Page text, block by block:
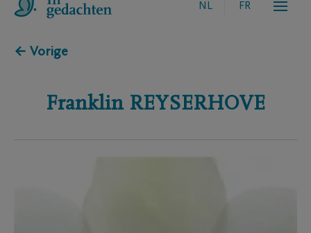
NL FR
← Vorige
Franklin REYSERHOVE